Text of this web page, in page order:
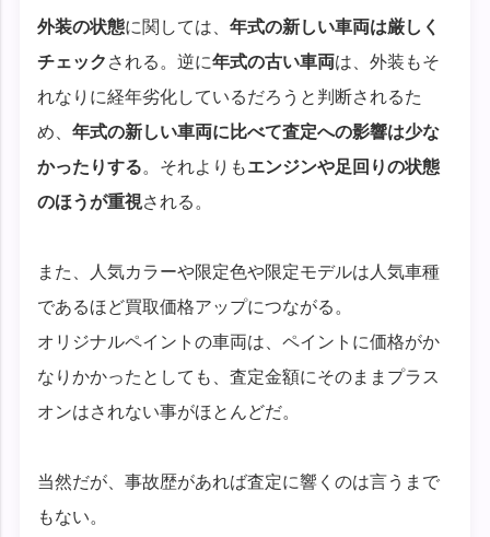
外装の状態に関しては、年式の新しい車両は厳しく
チェック される。逆に年式の古い車両は、外装もそ
れなりに経年劣化しているだろうと判断されるた
め、年式の新しい車両に比べて査定への影響は少な
かったりする。それよりもエンジンや足回りの状態
のほうが重視される。
また、人気カラーや限定色や限定モデルは人気車種
であるほど買取価格アップにつながる。
オリジナルペイントの車両は、ペイントに価格がか
なりかかったとしても、査定金額にそのままプラス
オンはされない事がほとんどだ。
当然だが、事故歴があれば査定に響くのは言うまで
もない。